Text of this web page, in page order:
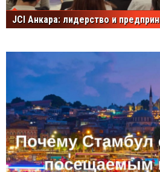
JCI Анкара: лидерство и